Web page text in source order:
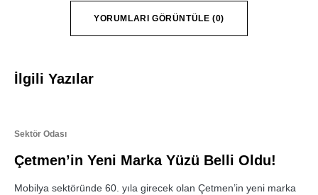
YORUMLARI GÖRÜNTÜLE (0)
İlgili Yazılar
Sektör Odası
Çetmen’in Yeni Marka Yüzü Belli Oldu!
Mobilya sektöründe 60. yıla girecek olan Çetmen’in yeni marka